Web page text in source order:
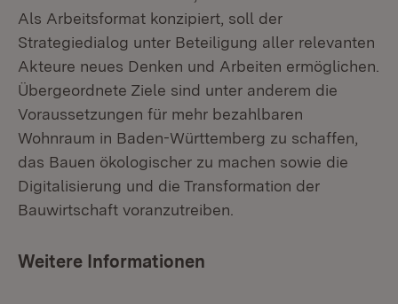
Als Arbeitsformat konzipiert, soll der
Strategiedialog unter Beteiligung aller relevanten
Akteure neues Denken und Arbeiten ermöglichen.
Übergeordnete Ziele sind unter anderem die
Voraussetzungen für mehr bezahlbaren
Wohnraum in Baden-Württemberg zu schaffen,
das Bauen ökologischer zu machen sowie die
Digitalisierung und die Transformation der
Bauwirtschaft voranzutreiben.
Weitere Informationen